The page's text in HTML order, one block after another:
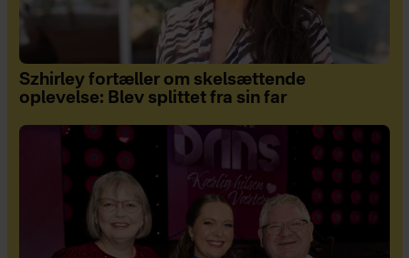
Szhirley fortæller om skelsættende
oplevelse: Blev splittet fra sin far